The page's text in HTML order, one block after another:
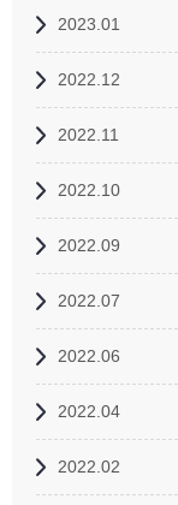
2023.01
2022.12
2022.11
2022.10
2022.09
2022.07
2022.06
2022.04
2022.02